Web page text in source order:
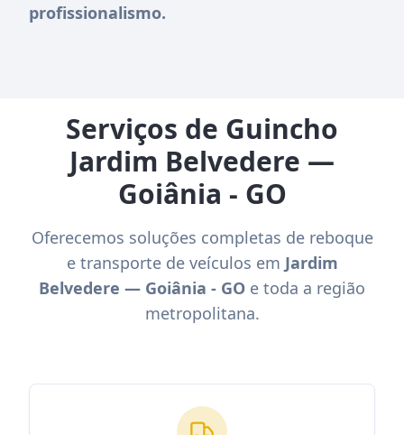
profissionalismo.
Serviços de Guincho
Jardim Belvedere —
Goiânia - GO
Oferecemos soluções completas de reboque
e transporte de veículos em Jardim
Belvedere — Goiânia - GO e toda a região
metropolitana.